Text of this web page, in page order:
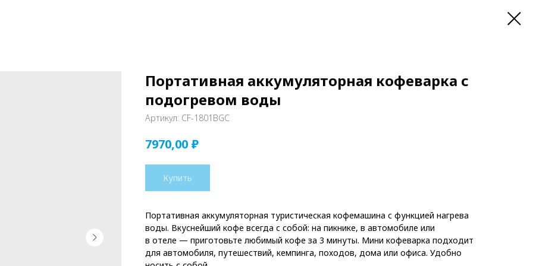
Портативная аккумуляторная кофеварка с
подогревом воды
Артикул: CF-1801BGC
7970,00 ₽
Купить
Портативная аккумуляторная туристическая кофемашина с функцией нагрева
воды. Вкуснейший кофе всегда с собой: на пикнике, в автомобиле или
в отеле — приготовьте любимый кофе за 3 минуты. Мини кофеварка подходит
для автомобиля, путешествий, кемпинга, походов, дома или офиса. Удобно